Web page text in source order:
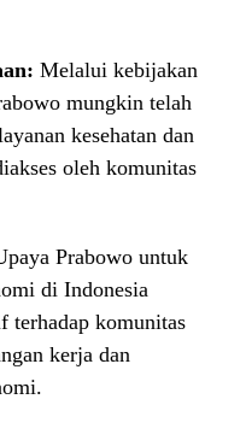
Melalui kebijakan
mungkin telah
kesehatan dan
oleh komunitas
Prabowo untuk
di Indonesia
terhadap komunitas
kerja dan